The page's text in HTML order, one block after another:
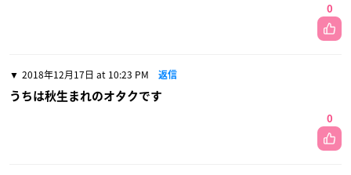
0
2018年12月17日 at 10:23 PM 返信
うちは秋生まれのオタクです
0